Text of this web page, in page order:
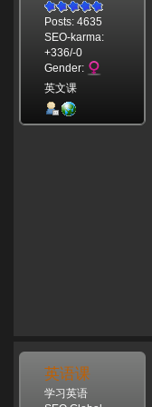
Posts: 4635
SEO-karma:
+336/-0
Gender:
英文课
英语课
学习英语